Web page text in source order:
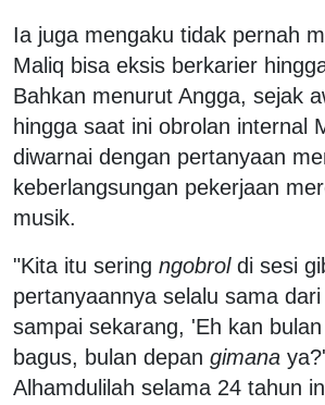
Ia juga mengaku tidak pernah
Maliq bisa eksis berkarier
Bahkan menurut Angga, sejak
hingga saat ini obrolan internal
diwarnai dengan pertanyaan
keberlangsungan pekerjaan
musik.
"Kita itu sering ngobroldi sesi
pertanyaannya selalu sama dari
sampai sekarang, 'Eh kan
bagus, bulan depan gimana ya?'
Alhamdulilah selama 24 tahun